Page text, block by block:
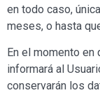
en todo caso,
meses, o hasta
En el momento
informará al
conservarán los